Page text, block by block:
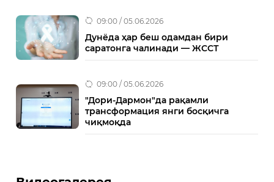
09:00 / 05.06.2026
Дунёда ҳар беш одамдан бири
саратонга чалинади — ЖССТ
09:00 / 05.06.2026
"Дори-Дармон"да рақамли
трансформация янги босқичга
чиқмоқда